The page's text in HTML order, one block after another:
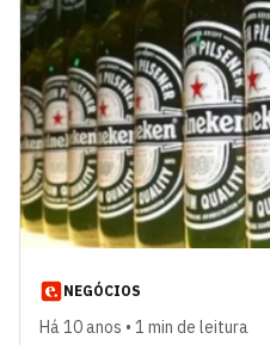
NEGÓCIOS
Há 10 anos • 1 min de leitura